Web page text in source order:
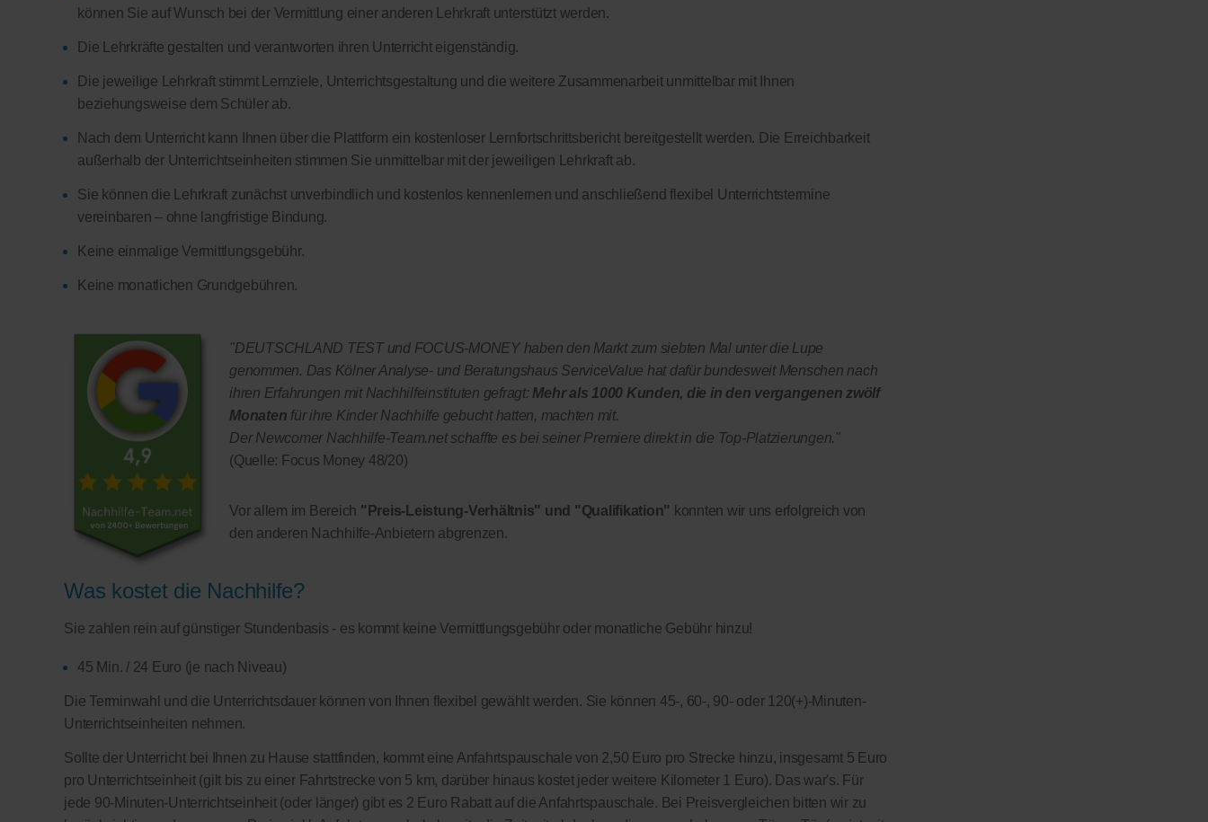
können Sie auf Wunsch bei der Vermittlung einer anderen Lehrkraft unterstützt werden.
Die Lehrkräfte gestalten und verantworten ihren Unterricht eigenständig.
Die jeweilige Lehrkraft stimmt Lernziele, Unterrichtsgestaltung und die weitere Zusammenarbeit unmittelbar mit Ihnen
beziehungsweise dem Schüler ab.
Nach dem Unterricht kann Ihnen über die Plattform ein kostenloser Lernfortschrittsbericht bereitgestellt werden. Die Erreichbarkeit
außerhalb der Unterrichtseinheiten stimmen Sie unmittelbar mit der jeweiligen Lehrkraft ab.
Sie können die Lehrkraft zunächst unverbindlich und kostenlos kennenlernen und anschließend flexibel Unterrichtstermine
vereinbaren – ohne langfristige Bindung.
Keine einmalige Vermittlungsgebühr.
Keine monatlichen Grundgebühren.
"DEUTSCHLAND TEST und FOCUS-MONEY haben den Markt zum siebten Mal unter die Lupe
genommen. Das Kölner Analyse- und Beratungshaus ServiceValue hat dafür bundesweit Menschen nach
ihren Erfahrungen mit Nachhilfeinstituten gefragt: Mehr als 1000 Kunden, die in den vergangenen zwölf
Monaten für ihre Kinder Nachhilfe gebucht hatten, machten mit.
Der Newcomer Nachhilfe-Team.net schaffte es bei seiner Premiere direkt in die Top-Platzierungen."
(Quelle: Focus Money 48/20)
Vor allem im Bereich "Preis-Leistung-Verhältnis" und "Qualifikation" konnten wir uns erfolgreich von
den anderen Nachhilfe-Anbietern abgrenzen.
Was kostet die Nachhilfe?
Sie zahlen rein auf günstiger Stundenbasis - es kommt keine Vermittlungsgebühr oder monatliche Gebühr hinzu!
45 Min. / 24 Euro (je nach Niveau)
Die Terminwahl und die Unterrichtsdauer können von Ihnen flexibel gewählt werden. Sie können 45-, 60-, 90- oder 120(+)-Minuten-
Unterrichtseinheiten nehmen.
Sollte der Unterricht bei Ihnen zu Hause stattfinden, kommt eine Anfahrtspauschale von 2,50 Euro pro Strecke hinzu, insgesamt 5 Euro
pro Unterrichtseinheit (gilt bis zu einer Fahrtstrecke von 5 km, darüber hinaus kostet jeder weitere Kilometer 1 Euro). Das war's. Für
jede 90-Minuten-Unterrichtseinheit (oder länger) gibt es 2 Euro Rabatt auf die Anfahrtspauschale. Bei Preisvergleichen bitten wir zu